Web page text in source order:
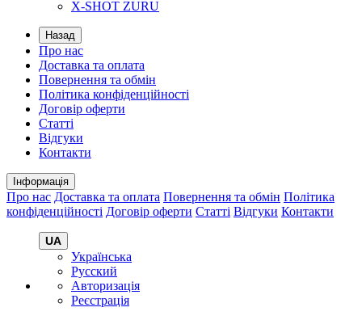
X-SHOT ZURU
Назад
Про нас
Доставка та оплата
Повернення та обмін
Політика конфіденційності
Договір оферти
Статті
Відгуки
Контакти
Інформація
Про нас Доставка та оплата Повернення та обмін Політика
конфіденційності Договір оферти Статті Відгуки Контакти
UA
Українська
Русский
Авторизація
Реєстрація